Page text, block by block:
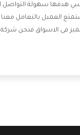
هدفها سهولة التواصل
العميل بالتعامل معنا
فى الاسواق فنحن شركة
منها خدمة الصيانة